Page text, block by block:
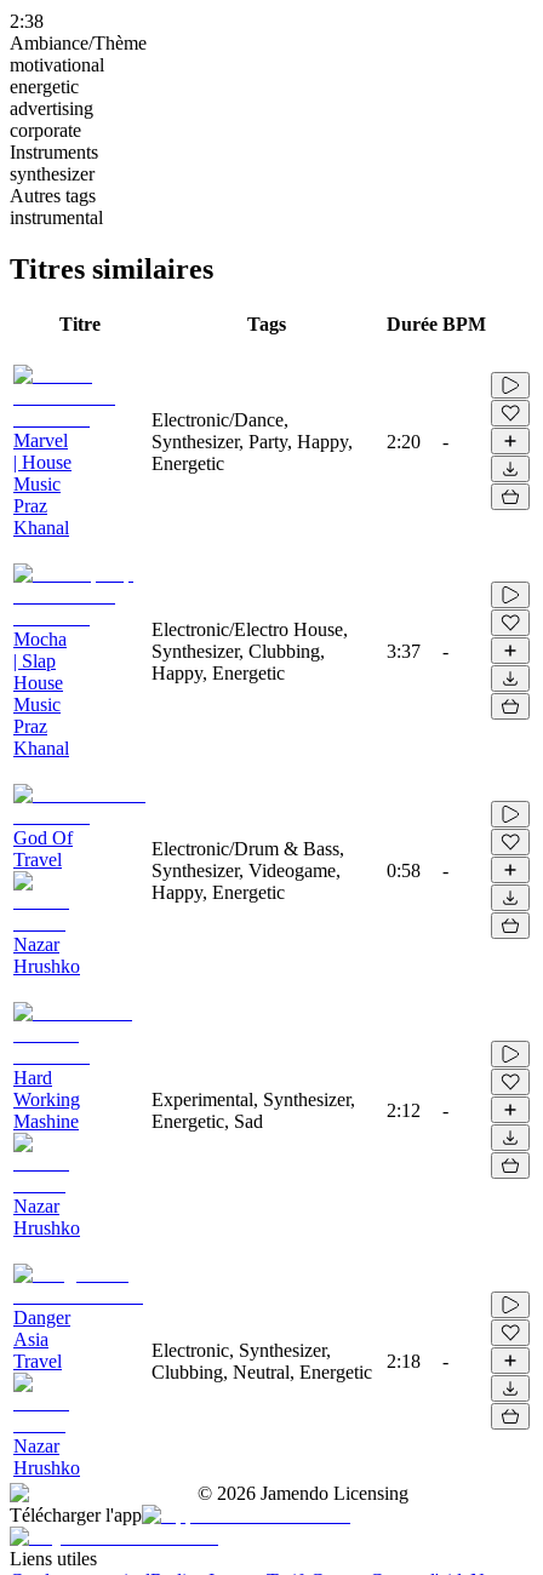
2:38
Ambiance/Thème
motivational
energetic
advertising
corporate
Instruments
synthesizer
Autres tags
instrumental
Titres similaires
Titre Tags Durée BPM
Marvel
| House
Music
Praz
Khanal
Electronic/Dance,
Synthesizer, Party, Happy,
Energetic
2:20 -
Mocha
| Slap
House
Music
Praz
Khanal
Electronic/Electro House,
Synthesizer, Clubbing,
Happy, Energetic
3:37 -
God Of
Travel
Nazar
Hrushko
Electronic/Drum & Bass,
Synthesizer, Videogame,
Happy, Energetic
0:58 -
Hard
Working
Mashine
Nazar
Hrushko
Experimental, Synthesizer,
Energetic, Sad
2:12 -
Danger
Asia
Travel
Nazar
Hrushko
Electronic, Synthesizer,
Clubbing, Neutral, Energetic
2:18 -
© 2026 Jamendo Licensing
Télécharger l'app
Liens utiles